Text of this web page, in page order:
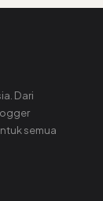
Dari
semua